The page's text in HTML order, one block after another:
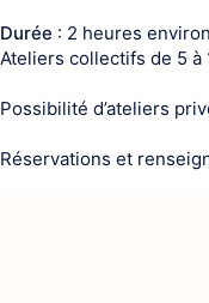
​Durée : 2 heures
Ateliers collectifs de 5 à
​Possibilité d’ateliers
​Réservations et